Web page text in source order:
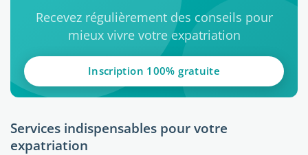
Recevez régulièrement des conseils pour
mieux vivre votre expatriation
Inscription 100% gratuite
Services indispensables pour votre
expatriation